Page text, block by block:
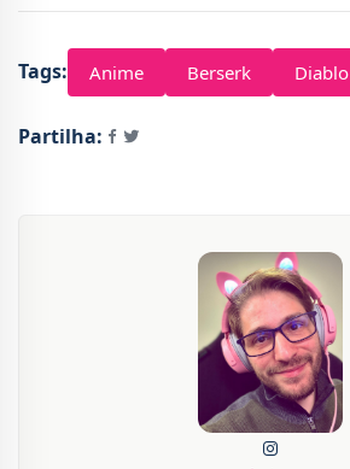
Tags: Anime Berserk Diablo
Partilha: